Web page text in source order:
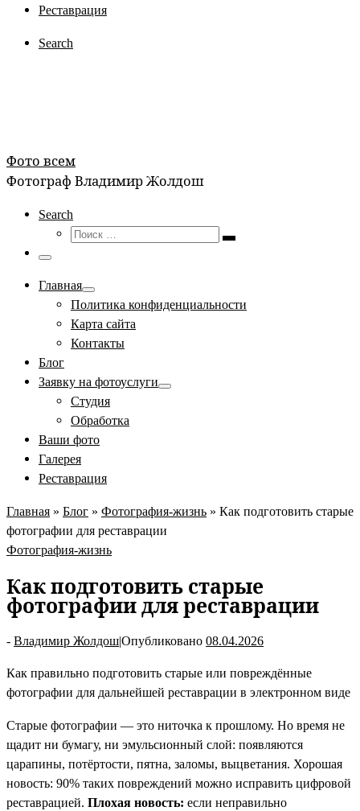
Реставрация
Search
Фото всем
Фотограф Владимир Жолдош
Search
Поиск
Поиск
Меню
Главная
Политика конфиденциальности
Карта сайта
Контакты
Блог
Заявку на фотоуслуги
Студия
Обработка
Ваши фото
Галерея
Реставрация
Главная » Блог » Фотография-жизнь » Как подготовить старые
фотографии для реставрации
Фотография-жизнь
Как подготовить старые
фотографии для реставрации
- Владимир Жолдош|Опубликовано 08.04.2026
Как правильно подготовить старые или повреждённые
фотографии для дальнейшей реставрации в электронном виде
Старые фотографии — это ниточка к прошлому. Но время не
щадит ни бумагу, ни эмульсионный слой: появляются
царапины, потёртости, пятна, заломы, выцветания. Хорошая
новость: 90% таких повреждений можно исправить цифровой
реставрацией. Плохая новость: если неправильно